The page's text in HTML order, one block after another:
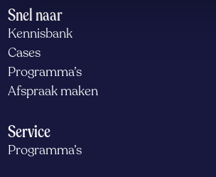
Snel naar
Kennisbank
Cases
Programma’s
Afspraak maken
Service
Programma’s